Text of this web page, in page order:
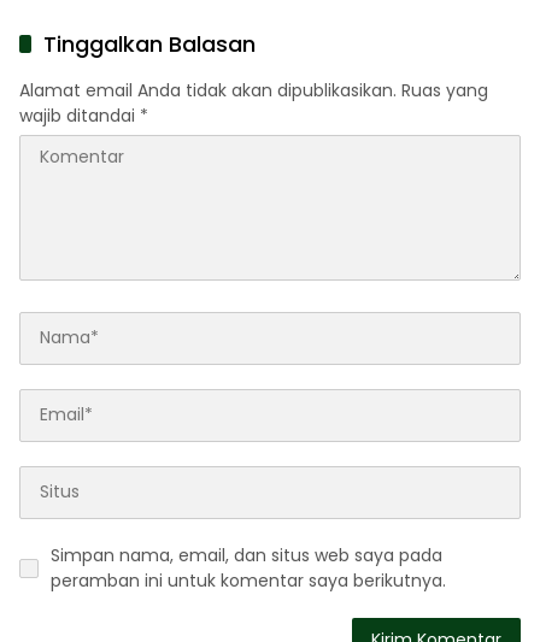
Tinggalkan Balasan
Alamat email Anda tidak akan dipublikasikan. Ruas yang
wajib ditandai *
Simpan nama, email, dan situs web saya pada
peramban ini untuk komentar saya berikutnya.